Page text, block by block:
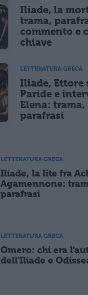
Iliade, la
trama,
commento e
chiave
LETTERATURA GRECA
Iliade, Ettore
Paride e
Elena:
parafrasi
LETTERATURA GRECA
Iliade, la lite fra
Agamennone:
parafrasi
LETTERATURA GRECA
Omero: chi era
dell'Iliade e